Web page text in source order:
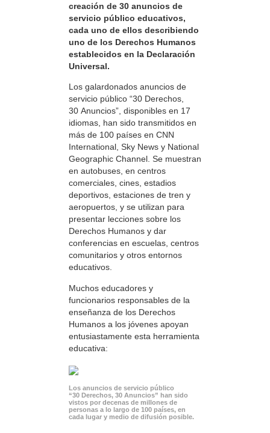
creación de 30 anuncios de
servicio público educativos,
cada uno de ellos describiendo
uno de los Derechos Humanos
establecidos en la Declaración
Universal.
Los galardonados anuncios de
servicio público “30 Derechos,
30 Anuncios”, disponibles en 17
idiomas, han sido transmitidos en
más de 100 países en CNN
International, Sky News y National
Geographic Channel. Se muestran
en autobuses, en centros
comerciales, cines, estadios
deportivos, estaciones de tren y
aeropuertos, y se utilizan para
presentar lecciones sobre los
Derechos Humanos y dar
conferencias en escuelas, centros
comunitarios y otros entornos
educativos.
Muchos educadores y
funcionarios responsables de la
enseñanza de los Derechos
Humanos a los jóvenes apoyan
entusiastamente esta herramienta
educativa:
Los anuncios de servicio público
“30 Derechos, 30 Anuncios” han sido
vistos por decenas de millones de
personas a lo largo de 100 países, en
cada lugar y medio de difusión posible.